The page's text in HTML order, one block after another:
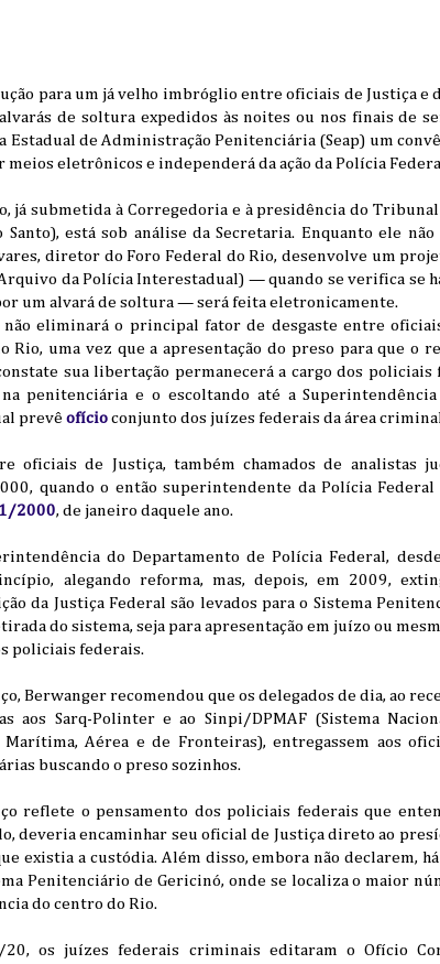
para um já velho imbróglio entre oficiais de Justiça e
de soltura expedidos às noites ou nos finais de
Estadual de Administração Penitenciária (Seap) um
meios eletrônicos e independerá da ação da Polícia
já submetida à Corregedoria e à presidência do
está sob análise da Secretaria. Enquanto ele
diretor do Foro Federal do Rio, desenvolve um
da Polícia Interestadual) — quando se verifica se
um alvará de soltura — será feita eletronicamente.
não eliminará o principal fator de desgaste entre
Rio, uma vez que a apresentação do preso para que o
sua libertação permanecerá a cargo dos policiais
penitenciária e o escoltando até a
prevê ofício conjunto dos juízes federais da área
oficiais de Justiça, também chamados de analistas
quando o então superintendente da Polícia
2000, de janeiro daquele ano.
do Departamento de Polícia Federal,
alegando reforma, mas, depois, em 2009,
da Justiça Federal são levados para o Sistema
do sistema, seja para apresentação em juízo ou
policiais federais.
Berwanger recomendou que os delegados de dia, ao
aos Sarq-Polinter e ao Sinpi/DPMAF (Sistema
Marítima, Aérea e de Fronteiras), entregassem aos
buscando o preso sozinhos.
reflete o pensamento dos policiais federais que
deveria encaminhar seu oficial de Justiça direto ao
existia a custódia. Além disso, embora não declarem,
Penitenciário de Gericinó, onde se localiza o maior
do centro do Rio.
20, os juízes federais criminais editaram o Ofício